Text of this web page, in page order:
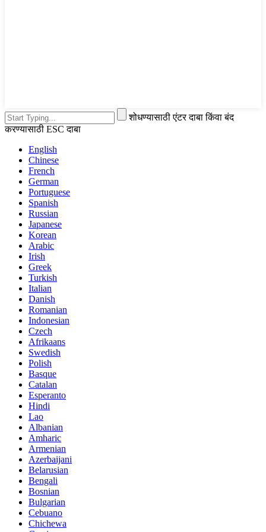
शोधण्यासाठी एंटर दाबा किंवा बंद
करण्यासाठी ESC दाबा
English
Chinese
French
German
Portuguese
Spanish
Russian
Japanese
Korean
Arabic
Irish
Greek
Turkish
Italian
Danish
Romanian
Indonesian
Czech
Afrikaans
Swedish
Polish
Basque
Catalan
Esperanto
Hindi
Lao
Albanian
Amharic
Armenian
Azerbaijani
Belarusian
Bengali
Bosnian
Bulgarian
Cebuano
Chichewa